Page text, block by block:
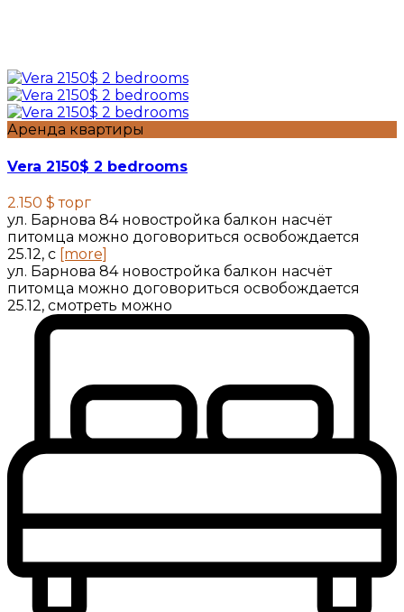
Аренда квартиры
Vera 2150$ 2 bedrooms
2.150 $торг
ул. Барнова 84 новостройка балкон насчёт
питомца можно договориться освобождается
25.12, с [more]
ул. Барнова 84 новостройка балкон насчёт
питомца можно договориться освобождается
25.12, смотреть можно